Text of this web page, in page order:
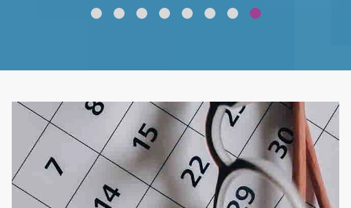
قلوبال لرعاية العين ضعف نظر